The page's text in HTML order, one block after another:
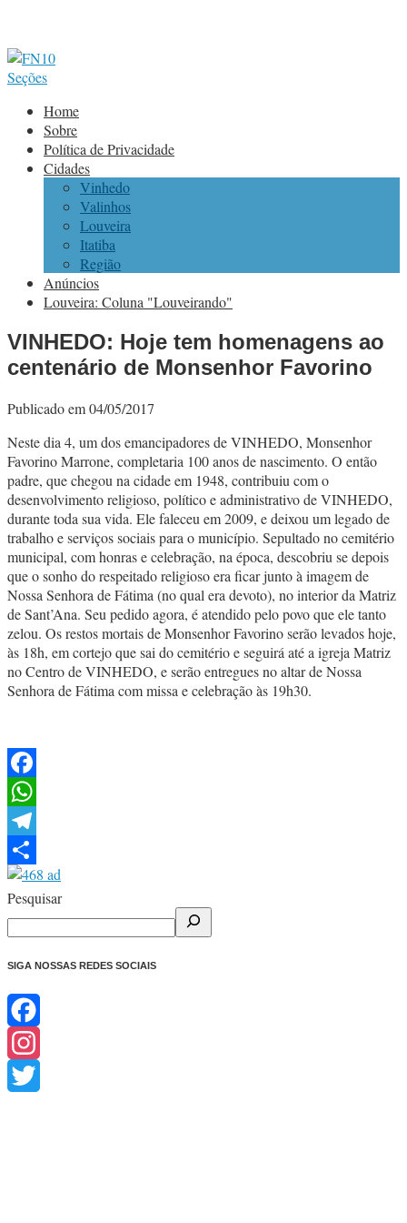
Seções
Home
Sobre
Política de Privacidade
Cidades
Vinhedo
Valinhos
Louveira
Itatiba
Região
Anúncios
Louveira: Coluna "Louveirando"
VINHEDO: Hoje tem homenagens ao
centenário de Monsenhor Favorino
Publicado em 04/05/2017
Neste dia 4, um dos emancipadores de VINHEDO, Monsenhor
Favorino Marrone, completaria 100 anos de nascimento. O então
padre, que chegou na cidade em 1948, contribuiu com o
desenvolvimento religioso, político e administrativo de VINHEDO,
durante toda sua vida. Ele faleceu em 2009, e deixou um legado de
trabalho e serviços sociais para o município. Sepultado no cemitério
municipal, com honras e celebração, na época, descobriu se depois
que o sonho do respeitado religioso era ficar junto à imagem de
Nossa Senhora de Fátima (no qual era devoto), no interior da Matriz
de Sant’Ana. Seu pedido agora, é atendido pelo povo que ele tanto
zelou. Os restos mortais de Monsenhor Favorino serão levados hoje,
às 18h, em cortejo que sai do cemitério e seguirá até a igreja Matriz
no Centro de VINHEDO, e serão entregues no altar de Nossa
Senhora de Fátima com missa e celebração às 19h30.
Facebook
WhatsApp
Telegram
Share
Pesquisar
SIGA NOSSAS REDES SOCIAIS
Facebook
Instagram